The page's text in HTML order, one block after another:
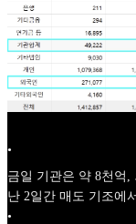
•
금일 기관은 약 8천억,
난 2일간 매도 기조에
•